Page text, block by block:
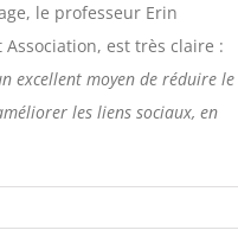
le professeur Erin
est très claire :
excellent moyen de réduire le
les liens sociaux, en